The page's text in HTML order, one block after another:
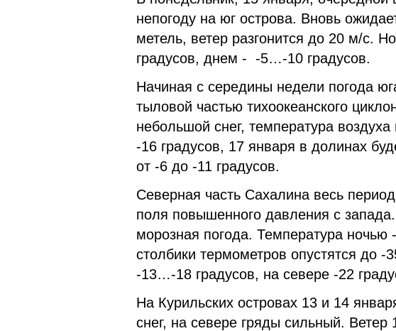
непогоду на юг острова. Вновь
метель, ветер разгонится до 20 м/с.
градусов, днем - -5…-10 градусов.
Начиная с середины недели погода
тыловой частью тихоокеанского
небольшой снег, температура
-16 градусов, 17 января в долинах
от -6 до -11 градусов.
Северная часть Сахалина весь
поля повышенного давления с
морозная погода. Температура
столбики термометров опустятся до -
-13…-18 градусов, на севере -22
На Курильских островах 13 и 14
снег, на севере гряды сильный.